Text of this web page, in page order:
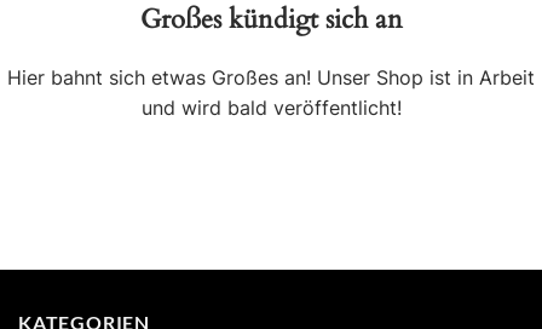
Großes kündigt sich an
Hier bahnt sich etwas Großes an! Unser Shop ist in Arbeit
und wird bald veröffentlicht!
KATEGORIEN